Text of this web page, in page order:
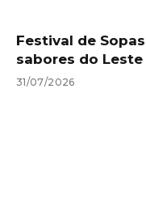
Festival de
sabores do Leste
31/07/2026